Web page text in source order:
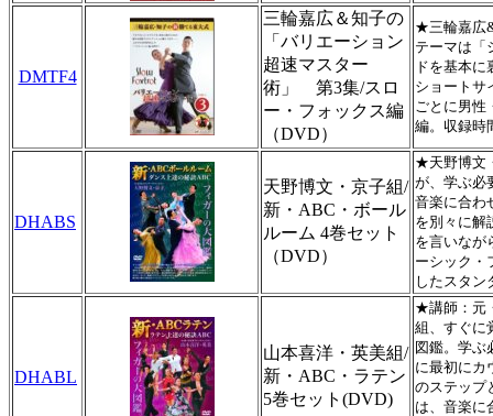
DMTF4
三輪嘉広＆知子の
「バリエーション
超速マスター
術」 第3集/スロ
ー・フォックス編
（DVD）
★三輪嘉広
テーマは「
ドを基本
ショートサ
ごとに男性
編。収録時
DHABS
天野博文・京子組/
新・ABC・ボール
ルーム 4巻セット
（DVD）
★天野博文
が、学ぶ必
音楽に合わ
を別々に解
を言いなが
ーシック・
したスタン
DHABL
山本喜洋・英美組/
新・ABC・ラテン
5巻セット(DVD)
★講師：元
組、すぐに
図鑑。学ぶ
に最初にカ
のステップ
は、音楽に